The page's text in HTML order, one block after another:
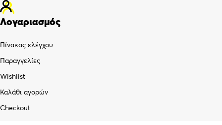
Λογαριασμός
Πίνακας ελέγχου
Παραγγελίες
Wishlist
Καλάθι αγορών
Checkout